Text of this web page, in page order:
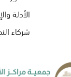
الأدلة
شركاء